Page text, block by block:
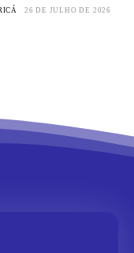
26 DE JULHO DE 2026